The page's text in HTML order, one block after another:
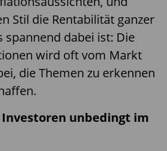
Stil die Rentabilität ganzer
dabei ist: Die
wird oft vom Markt
die Themen zu erkennen
unbedingt im